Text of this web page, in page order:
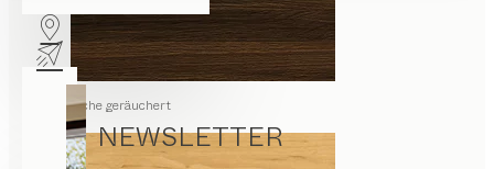
NEWSLETTER
Eiche geräuchert